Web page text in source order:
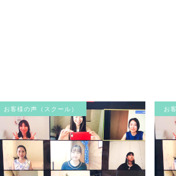
お客様の声（スクール） お